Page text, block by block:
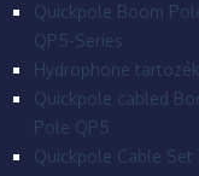
Quickpole Boom
QP5-Series
Hydrophone
Quickpole cabled
Pole QP5
Quickpole Cable Set